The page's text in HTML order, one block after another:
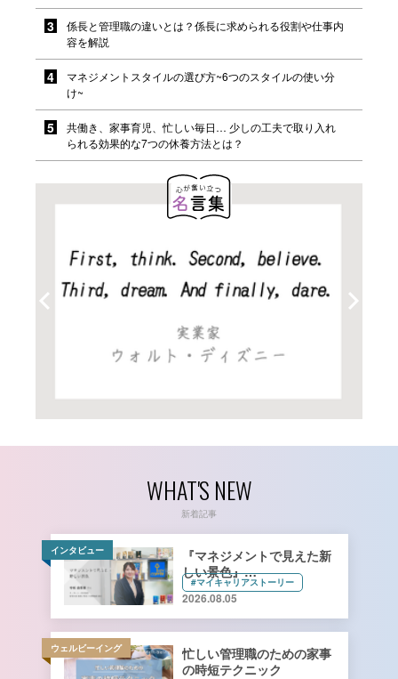
係長と管理職の違いとは？係長に求められる役割や仕事内
容を解説
マネジメントスタイルの選び方~6つのスタイルの使い分
け~
共働き、家事育児、忙しい毎日… 少しの工夫で取り入れ
られる効果的な7つの休養方法とは？
WHAT'S NEW
新着記事
インタビュー
『マネジメントで見えた新
しい景色』
キーコーヒー株式会社 管理
本部 総務人事部 人財開発
課長 寺﨑由香里さん【前
編】
#マイキャリアストーリー
2026.08.05
ウェルビーイング
忙しい管理職のための家事
の時短テクニック